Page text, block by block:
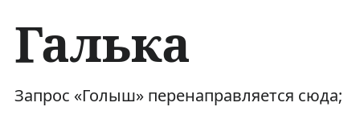
Галька
П
П
Запрос «Голыш» перенаправляется сюда;